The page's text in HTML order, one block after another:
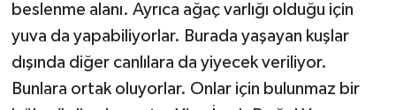
beslenme alanı. Ayrıca ağaç varlığı olduğu için
yuva da yapabiliyorlar. Burada yaşayan kuşlar
dışında diğer canlılara da yiyecek veriliyor.
Bunlara ortak oluyorlar. Onlar için bulunmaz bir